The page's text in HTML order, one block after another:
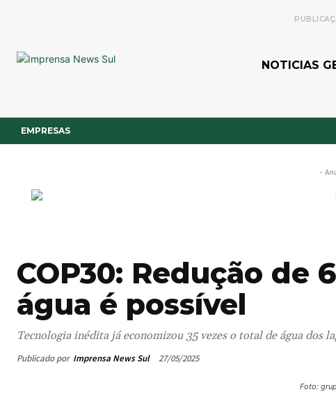
NOTICIAS
EMPRESAS
-
COP30: Redução de
água é possível
Tecnologia inédita já economizou 35 vezes o total de água
Publicado por Imprensa News Sul 27/05/2025
Foto: